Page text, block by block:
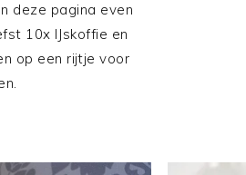
deze pagina even
10x IJskoffie en
op een rijtje voor